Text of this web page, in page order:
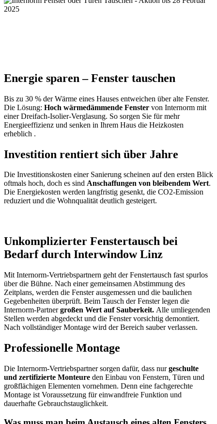
Energie sparen – Fenster tauschen
Bis zu 30 % der Wärme eines Hauses entweichen über alte Fenster.
Die Lösung: Hoch wärmedämmende Fenster von Internorm mit
einer Dreifach-Isolier-Verglasung. So sorgen Sie für mehr
Energieeffizienz und senken in Ihrem Haus die Heizkosten
erheblich .
Investition rentiert sich über Jahre
Die Investitionskosten einer Sanierung scheinen auf den ersten Blick
oftmals hoch, doch es sind Anschaffungen von bleibendem Wert.
Die Energiekosten werden langfristig gesenkt, die CO2-Emission
reduziert und die Wohnqualität deutlich gesteigert.
Unkomplizierter Fenstertausch bei
Bedarf durch Interwindow Linz
Mit Internorm-Vertriebspartnern geht der Fenstertausch fast spurlos
über die Bühne. Nach einer gemeinsamen Abstimmung des
Zeitplans, werden die Fenster ausgemessen und die baulichen
Gegebenheiten überprüft. Beim Tausch der Fenster legen die
Internorm-Partnergroßen Wert auf Sauberkeit. Alle umliegenden
Stellen werden abgedeckt und die Fenster vorsichtig demontiert.
Nach vollständiger Montage wird der Bereich sauber verlassen.
Professionelle Montage
Die Internorm-Vertriebspartner sorgen dafür, dass nurgeschulte
und zertifizierte Monteure den Einbau von Fenstern, Türen und
großflächigen Elementen vornehmen. Denn eine fachgerechte
Montage ist Voraussetzung für einwandfreie Funktion und
dauerhafte Gebrauchstauglichkeit.